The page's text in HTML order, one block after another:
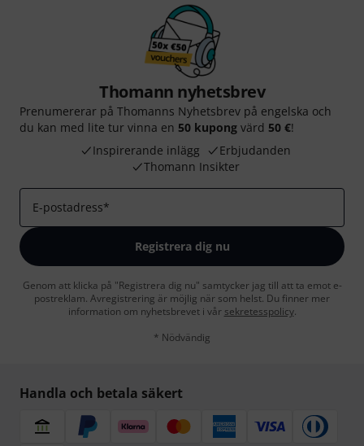
Thomann nyhetsbrev
Prenumererar på Thomanns Nyhetsbrev på engelska och
du kan med lite tur vinna en 50 kupong värd 50 €!
Inspirerande inlägg
Erbjudanden
Thomann Insikter
E-postadress*
Registrera dig nu
Genom att klicka på "Registrera dig nu" samtycker jag till att ta emot e-
postreklam. Avregistrering är möjlig när som helst. Du finner mer
information om nyhetsbrevet i vår sekretesspolicy.
* Nödvändig
Handla och betala säkert